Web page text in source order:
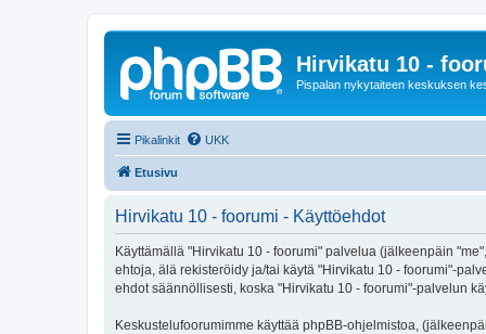
Hirvikatu 10 -
Pispalan nykytaiteen keskuksen
Pikalinkit UKK
Etusivu
Hirvikatu 10 - foorumi - Käyttöehdot
Käyttämällä "Hirvikatu 10 - foorumi" palvelua (jälkeenpäin
ehtoja, älä rekisteröidy ja/tai käytä "Hirvikatu 10 - foorumi"-
ehdot säännöllisesti, koska "Hirvikatu 10 - foorumi"-palvelun
Keskustelufoorumimme käyttää phpBB-ohjelmistoa,